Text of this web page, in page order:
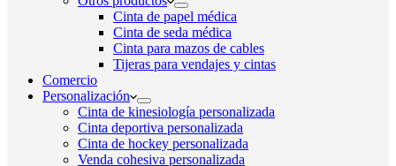
Cinta de papel médica
Cinta de seda médica
Cinta para mazos de cables
Tijeras para vendajes y cintas
Comercio
Personalización
Cinta de kinesiología personalizada
Cinta deportiva personalizada
Cinta de hockey personalizada
Venda cohesiva personalizada